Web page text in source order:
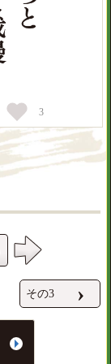
3
その3 ›